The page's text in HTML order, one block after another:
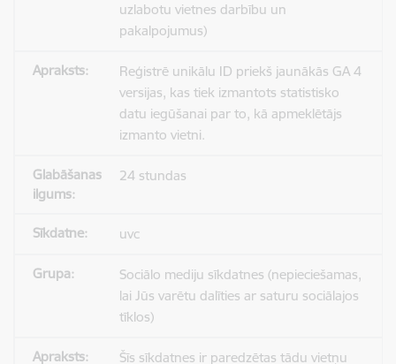
uzlabotu vietnes darbību un
pakalpojumus)
Reģistrē unikālu ID priekš jaunākās GA 4
versijas, kas tiek izmantots statistisko
datu iegūšanai par to, kā apmeklētājs
izmanto vietni.
24 stundas
uvc
Sociālo mediju sīkdatnes (nepieciešamas,
lai Jūs varētu dalīties ar saturu sociālajos
tīklos)
Šīs sīkdatnes ir paredzētas tādu vietņu